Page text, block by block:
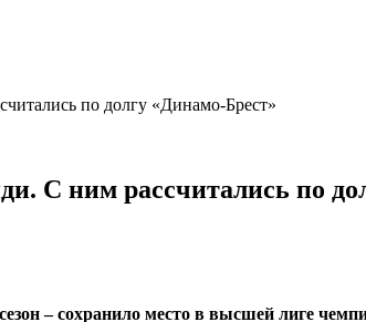
по долгу «Динамо-Брест»
С ним рассчитались по
– сохранило место в высшей лиге